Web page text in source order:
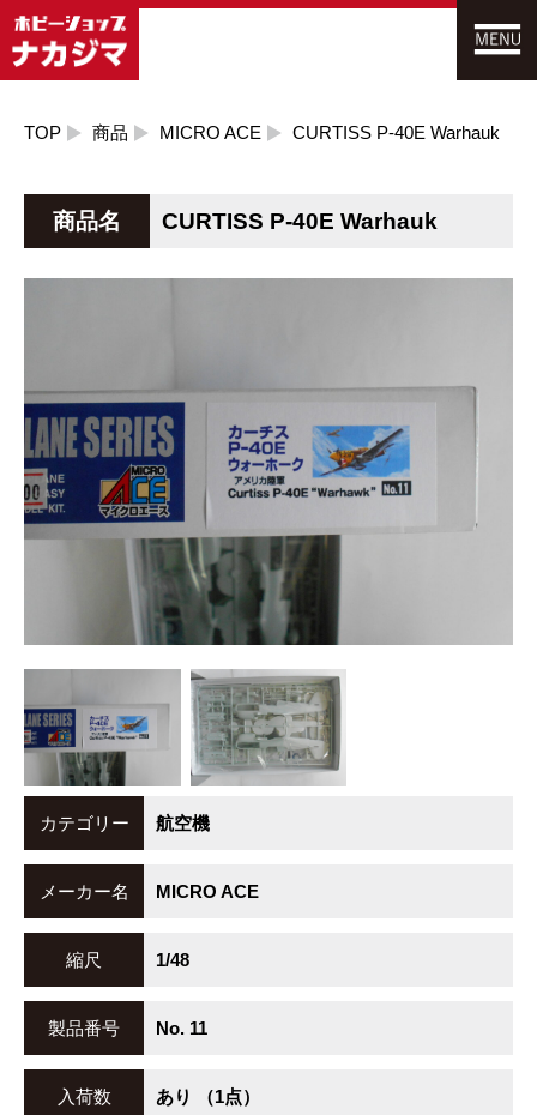
TOP 商品 MICRO ACE CURTISS P-40E Warhauk
商品名 CURTISS P-40E Warhauk
カテゴリー 航空機
メーカー名 MICRO ACE
縮尺 1/48
製品番号 No. 11
入荷数 あり （1点）